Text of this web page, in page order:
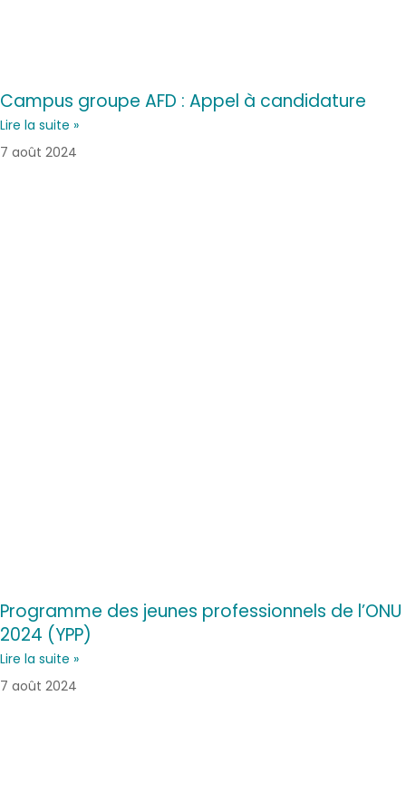
Campus groupe AFD : Appel à candidature
Lire la suite »
7 août 2024
Programme des jeunes professionnels de l’ONU
2024 (YPP)
Lire la suite »
7 août 2024